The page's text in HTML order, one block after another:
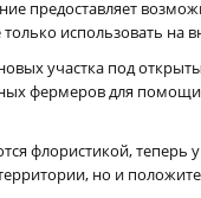
предоставляет
использовать на
участка под
фермеров для
флористикой,
но и